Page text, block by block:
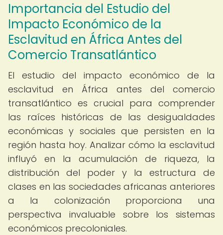
Importancia del Estudio del
Impacto Económico de la
Esclavitud en África Antes del
Comercio Transatlántico
El estudio del impacto económico de la
esclavitud en África antes del comercio
transatlántico es crucial para comprender
las raíces históricas de las desigualdades
económicas y sociales que persisten en la
región hasta hoy. Analizar cómo la esclavitud
influyó en la acumulación de riqueza, la
distribución del poder y la estructura de
clases en las sociedades africanas anteriores
a la colonización proporciona una
perspectiva invaluable sobre los sistemas
económicos precoloniales.